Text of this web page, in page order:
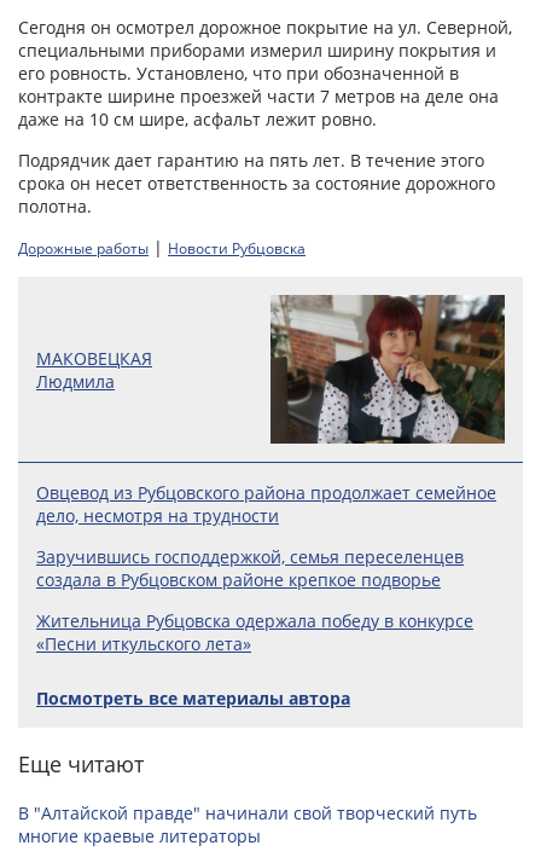
Сегодня он осмотрел дорожное покрытие на ул. Северной,
специальными приборами измерил ширину покрытия и
его ровность. Установлено, что при обозначенной в
контракте ширине проезжей части 7 метров на деле она
даже на 10 см шире, асфальт лежит ровно.
Подрядчик дает гарантию на пять лет. В течение этого
срока он несет ответственность за состояние дорожного
полотна.
Дорожные работы | Новости Рубцовска
МАКОВЕЦКАЯ
Людмила
Овцевод из Рубцовского района продолжает семейное
дело, несмотря на трудности
Заручившись господдержкой, семья переселенцев
создала в Рубцовском районе крепкое подворье
Жительница Рубцовска одержала победу в конкурсе
«Песни иткульского лета»
Посмотреть все материалы автора
Еще читают
В "Алтайской правде" начинали свой творческий путь
многие краевые литераторы